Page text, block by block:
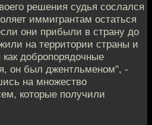
решения судья сослался
иммигрантам остаться
они прибыли в страну до
на территории страны и
добропорядочные
он был джентльменом", -
на множество
которые получили